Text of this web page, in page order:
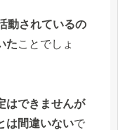
動されているの
たことでしょ
はできませんが
は間違いないで